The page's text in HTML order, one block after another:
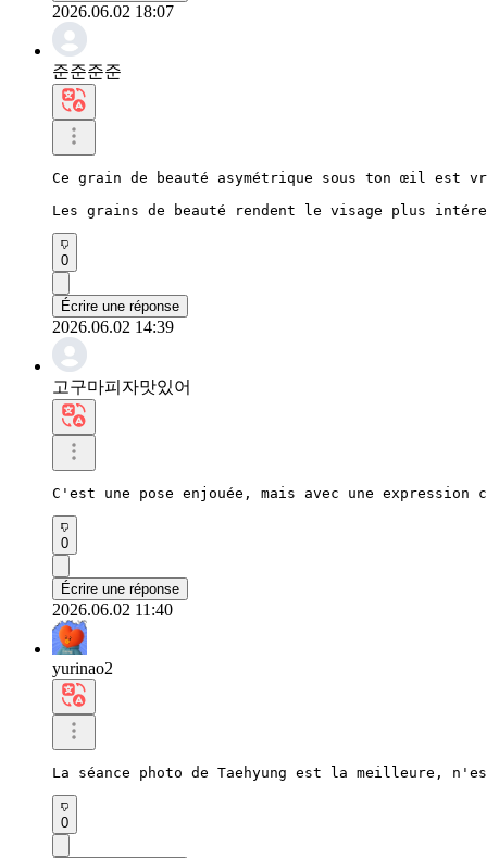
2026.06.02 18:07
준준준준
Ce grain de beauté asymétrique sous ton œil est
Les grains de beauté rendent le visage plus
0
Écrire une réponse
2026.06.02 14:39
고구마피자맛있어
C'est une pose enjouée, mais avec une
0
Écrire une réponse
2026.06.02 11:40
yurinao2
La séance photo de Taehyung est la meilleure,
0